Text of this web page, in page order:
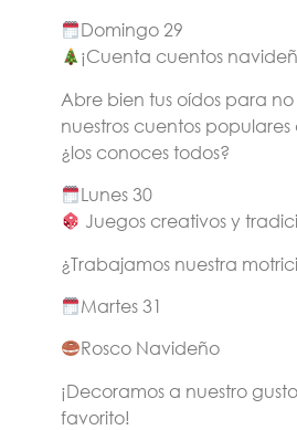
Domingo 29
¡Cuenta cuentos
Abre bien tus oídos para
nuestros cuentos
¿los conoces todos?
Lunes 30
Juegos creativos y
¿Trabajamos nuestra
Martes 31
Rosco Navideño
¡Decoramos a nuestro
favorito!